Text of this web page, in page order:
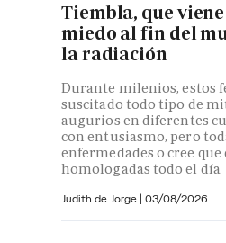
Tiembla, que
miedo al fin del
la radiación
Durante milenios, estos
suscitado todo tipo de
augurios en diferentes
con entusiasmo, pero
enfermedades o cree que
homologadas todo el día
Judith de Jorge | 03/08/2026